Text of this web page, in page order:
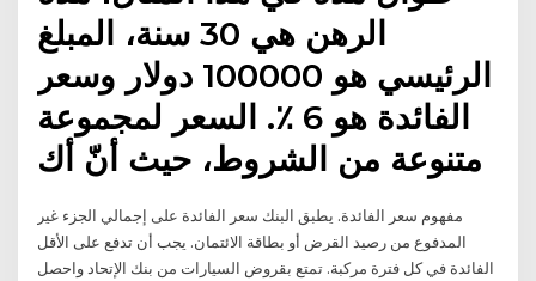
الرهن هي 30 سنة، المبلغ
الرئيسي هو 100000 دولار وسعر
الفائدة هو 6 ٪. السعر لمجموعة
متنوعة من الشروط، حيث أنّ أك
مفهوم سعر الفائدة. يطبق البنك سعر الفائدة على إجمالي الجزء غير
المدفوع من رصيد القرض أو بطاقة الائتمان. يجب أن تدفع على الأقل
الفائدة في كل فترة مركبة. تمتع بقروض السيارات من بنك الإتحاد واحصل